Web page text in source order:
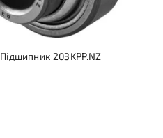
Підшипник 203KPP.NZ